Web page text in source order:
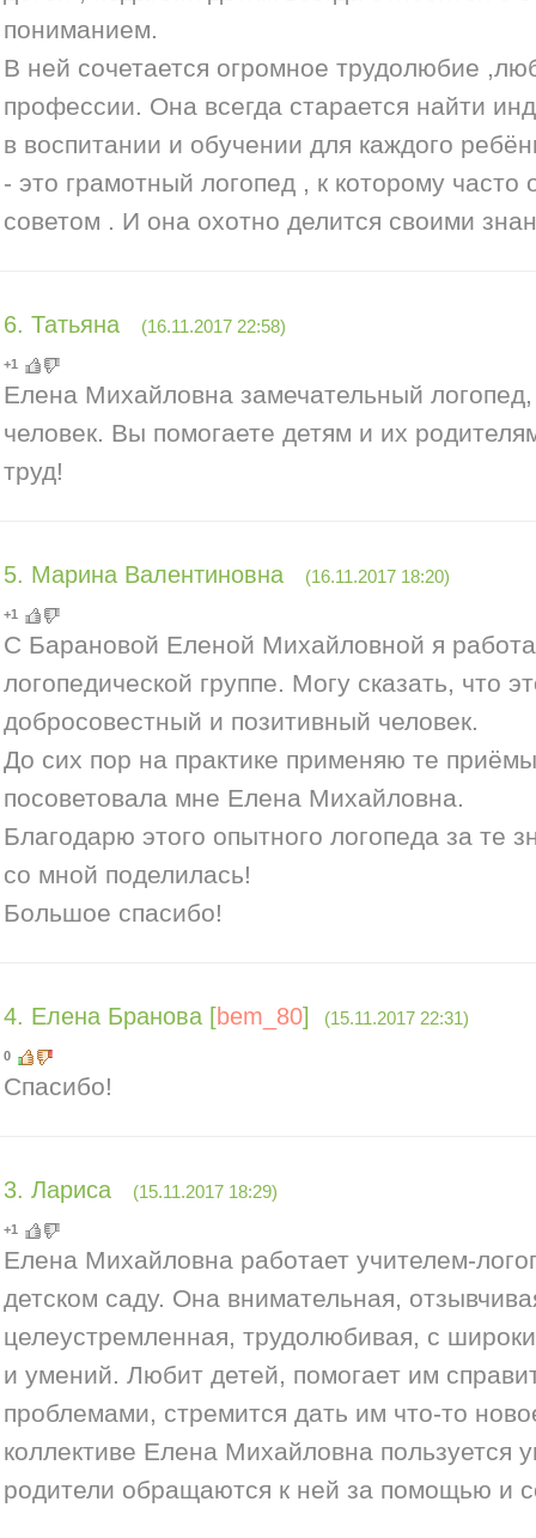
пониманием.
В ней сочетается огромное трудолюбие
профессии. Она всегда старается найти
в воспитании и обучении для каждого
- это грамотный логопед , к которому
советом . И она охотно делится своими
6. Татьяна (16.11.2017 22:58)
+1
Елена Михайловна замечательный
человек. Вы помогаете детям и их
труд!
5. Марина Валентиновна (16.11.2017 18:20)
+1
С Барановой Еленой Михайловной я
логопедической группе. Могу сказать, что
добросовестный и позитивный человек.
До сих пор на практике применяю те
посоветовала мне Елена Михайловна.
Благодарю этого опытного логопеда за те
со мной поделилась!
Большое спасибо!
4. Елена Бранова [bem_80] (15.11.2017 22:31)
0
Спасибо!
3. Лариса (15.11.2017 18:29)
+1
Елена Михайловна работает учителем-
детском саду. Она внимательная,
целеустремленная, трудолюбивая, с
и умений. Любит детей, помогает им
проблемами, стремится дать им что-то
коллективе Елена Михайловна пользуется
родители обращаются к ней за помощью и